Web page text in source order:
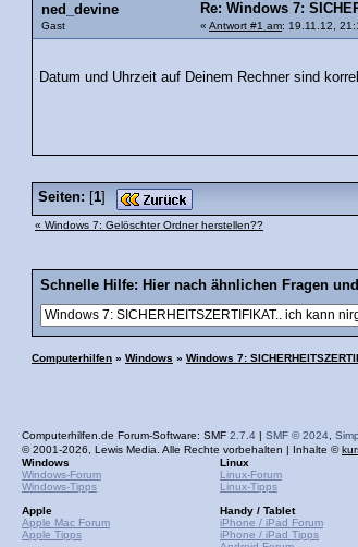
ned_devine
Gast
Re: Windows 7:
« Antwort #1 am: 19.11.12,
Datum und Uhrzeit auf Deinem Rechner sind
Seiten: [1]
« Windows 7: Gelöschter Ordner herstellen??
Schnelle Hilfe: Hier nach ähnlichen Fragen
Computerhilfen » Windows » Windows 7:
Computerhilfen.de Forum-Software: SMF 2.7.4 | SMF © 2024
© 2001-2026, Lewis Media. Alle Rechte vorbehalten | Inhalte ©
Windows
Windows-Forum
Windows-Tipps
Apple
Apple Mac Forum
Apple Tipps
Linux
Linux-Forum
Linux-Tipps
Handy / Tablet
iPhone / iPad Forum
iPhone / iPad Tipps